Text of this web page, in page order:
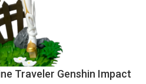
Traveler Genshin Impact